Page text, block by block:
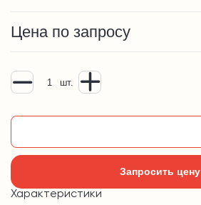
Цена по запросу
шт.
Запросить цену
Характеристики